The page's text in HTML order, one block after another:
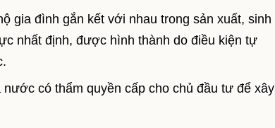
gia đình gắn kết với nhau trong sản xuất, sinh
nhất định, được hình thành do điều kiện tự
có thẩm quyền cấp cho chủ đầu tư để xây